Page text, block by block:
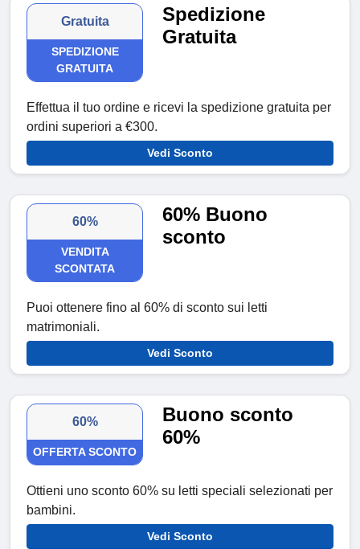
Gratuita
SPEDIZIONE
GRATUITA
Spedizione
Gratuita
Effettua il tuo ordine e ricevi la spedizione gratuita per
ordini superiori a €300.
Vedi Sconto
60%
VENDITA
SCONTATA
60% Buono
sconto
Puoi ottenere fino al 60% di sconto sui letti
matrimoniali.
Vedi Sconto
60%
OFFERTA SCONTO
Buono sconto
60%
Ottieni uno sconto 60% su letti speciali selezionati per
bambini.
Vedi Sconto